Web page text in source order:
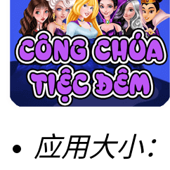
应用大小：